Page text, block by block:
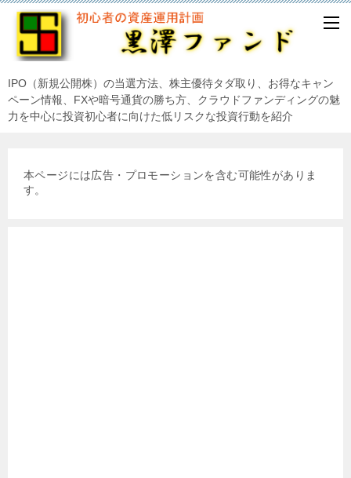
IPO（新規公開株）の当選方法、株主優待タダ取り、お得なキャン
ペーン情報、FXや暗号通貨の勝ち方、クラウドファンディングの魅
力を中心に投資初心者に向けた低リスクな投資行動を紹介
本ページには広告・プロモーションを含む可能性がありま
す。